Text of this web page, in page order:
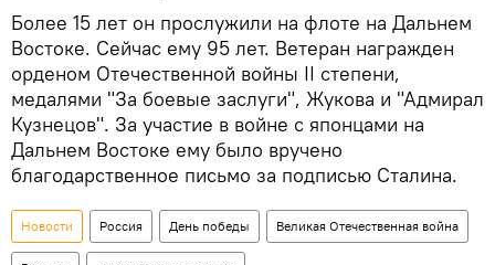
Более 15 лет он прослужили на флоте на Дальнем
Востоке. Сейчас ему 95 лет. Ветеран награжден
орденом Отечественной войны II степени,
медалями "За боевые заслуги", Жукова и "Адмирал
Кузнецов". За участие в войне с японцами на
Дальнем Востоке ему было вручено
благодарственное письмо за подписью Сталина.
Новости Россия День победы Великая Отечественная война